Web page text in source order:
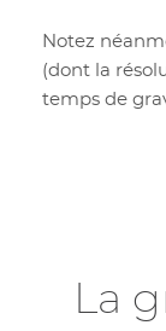
Notez
(dont la
temps de
La